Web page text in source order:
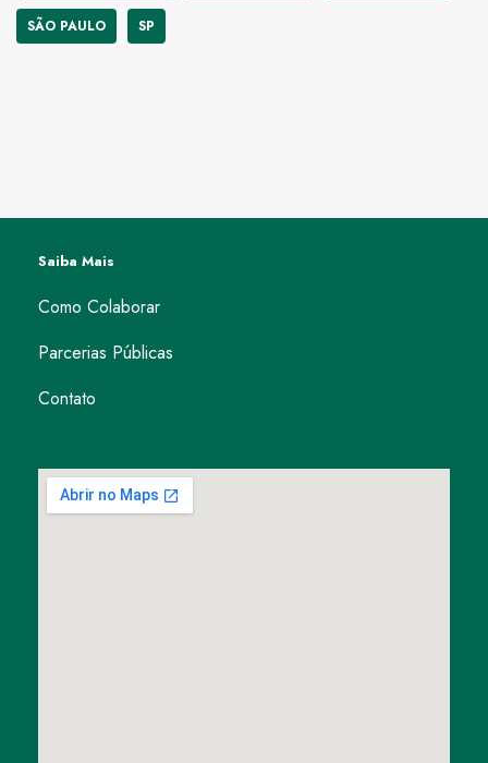
SÃO PAULO SP
Saiba Mais
Como Colaborar
Parcerias Públicas
Contato